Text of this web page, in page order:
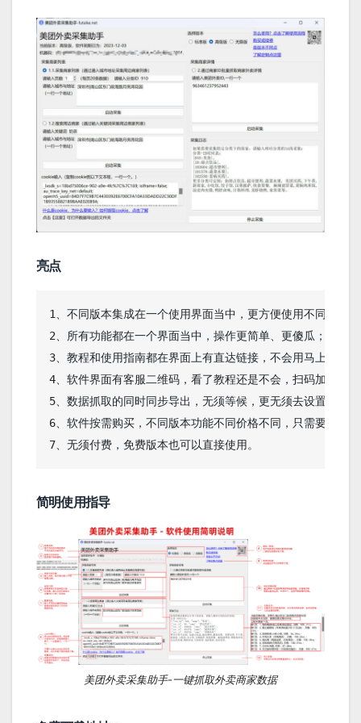
亮点
1、不同版本集成在一个使用界面当中，更方便使用不同版本
2、所有功能都在一个界面当中，操作更简单、更傻瓜；
3、教程和使用指南都在界面上有直达链接，不会用马上点击
4、软件界面有客服二维码，看了教程还是不会，扫码加客服
5、数据抓取的同时同步导出，无须等候，更无须去设置文件
6、软件按需购买，不同版本功能不同价格不同，只需要按需
7、无须付费，免费版本也可以直接使用。
简明使用指导
美团外卖采集助手-一键抓取外卖商家数据